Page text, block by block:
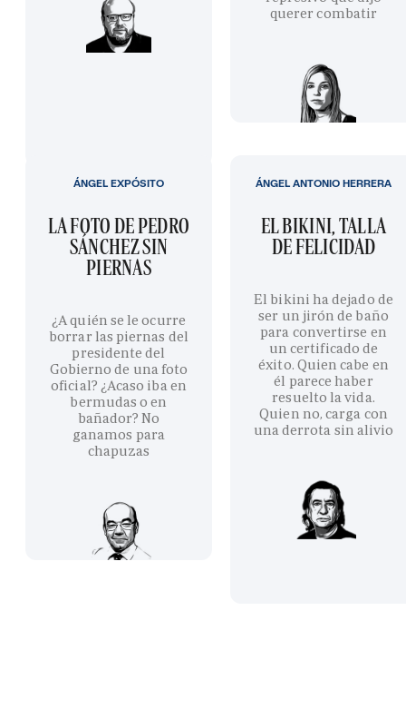
querer combatir
LA FOTO DE PEDRO
SÁNCHEZ SIN
PIERNAS
¿A quién se le ocurre
borrar las piernas del
presidente del
Gobierno de una foto
oficial? ¿Acaso iba en
bermudas o en
bañador? No
ganamos para
chapuzas
ÁNGEL EXPÓSITO
EL BIKINI, TALLA
DE FELICIDAD
El bikini ha dejado de
ser un jirón de baño
para convertirse en
un certificado de
éxito. Quien cabe en
él parece haber
resuelto la vida.
Quien no, carga con
una derrota sin alivio
ÁNGEL ANTONIO HERRERA